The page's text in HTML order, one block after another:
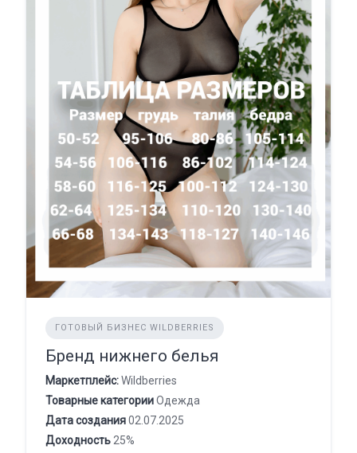
ГОТОВЫЙ БИЗНЕС WILDBERRIES
Бренд нижнего белья
Маркетплейс:Wildberries
Товарные категорииОдежда
Дата создания02.07.2025
Доходность 25%